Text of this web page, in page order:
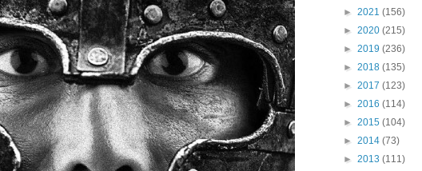
► 2021 (156)
► 2020 (215)
► 2019 (236)
► 2018 (135)
► 2017 (123)
► 2016 (114)
► 2015 (104)
► 2014 (73)
► 2013 (111)